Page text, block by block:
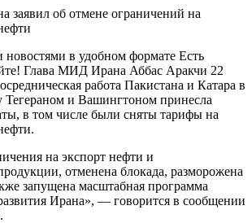
в удобном формате Есть
Глава МИД Ирана Аббас Аракчи 22
работа Пакистана и Катара в
Тегераном и Вашингтоном принесла
в том числе были сняты тарифы на
на экспорт нефти и
отменена блокада, разморожена
запущена масштабная программа
Ирана», — говорится в сообщении